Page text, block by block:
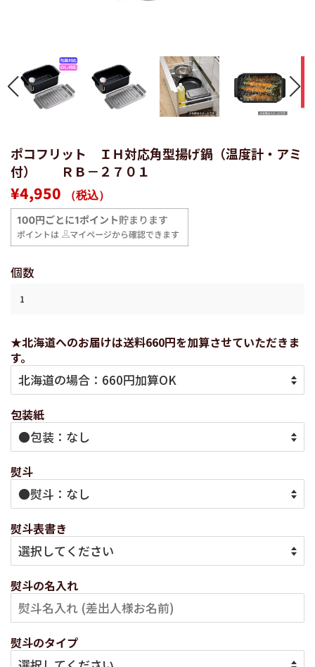
ポコフリット ＩＨ対応角型揚げ鍋（温度計・アミ
付） ＲＢ－２７０１
通
常
価
格
¥4,950 （税込）
売
価
格
個数
★北海道へのお届けは送料660円を加算させていただきま
す。
包装紙
熨斗
熨斗表書き
熨斗の名入れ
熨斗のタイプ